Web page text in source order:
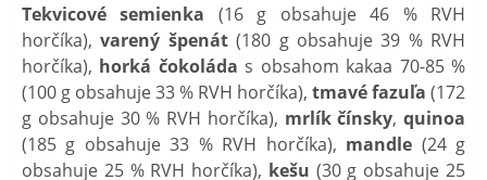
Tekvicové semienka (16 g obsahuje 46 % RVH
horčíka),varený špenát(180 g obsahuje 39 % RVH
horčíka), horká čokoláda s obsahom kakaa 70-85 %
(100 g obsahuje 33 % RVH horčíka), tmavé fazuľa (172
g obsahuje 30 % RVH horčíka), mrlík čínsky, quinoa
(185 g obsahuje 33 % RVH horčíka), mandle (24 g
obsahuje 25 % RVH horčíka), kešu (30 g obsahuje 25